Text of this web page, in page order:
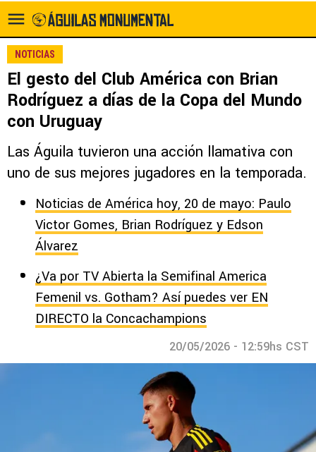
NOTICIAS
El gesto del Club América con Brian
Rodríguez a días de la Copa del Mundo
con Uruguay
Las Águila tuvieron una acción llamativa con
uno de sus mejores jugadores en la temporada.
Noticias de América hoy, 20 de mayo: Paulo
Victor Gomes, Brian Rodríguez y Edson
Álvarez
¿Va por TV Abierta la Semifinal America
Femenil vs. Gotham? Así puedes ver EN
DIRECTO la Concachampions
20/05/2026 - 12:59hs CST